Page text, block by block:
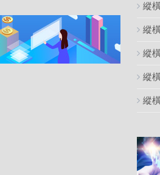
縱
縱
縱
縱
縱